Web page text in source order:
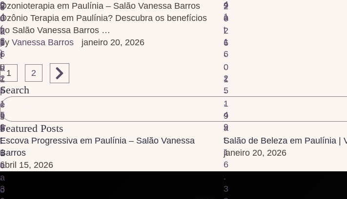
Ozonioterapia em Paulínia – Salão Vanessa Barros
Ozônio Terapia em Paulínia? Descubra os benefícios
no Salão Vanessa Barros …
by Vanessa Barros janeiro 20, 2026
1 2
Search
Featured Posts
Escova Progressiva em Paulínia – Salão Vanessa
Barros
abril 15, 2026
Salão de Beleza em Paulínia |
janeiro 20, 2026